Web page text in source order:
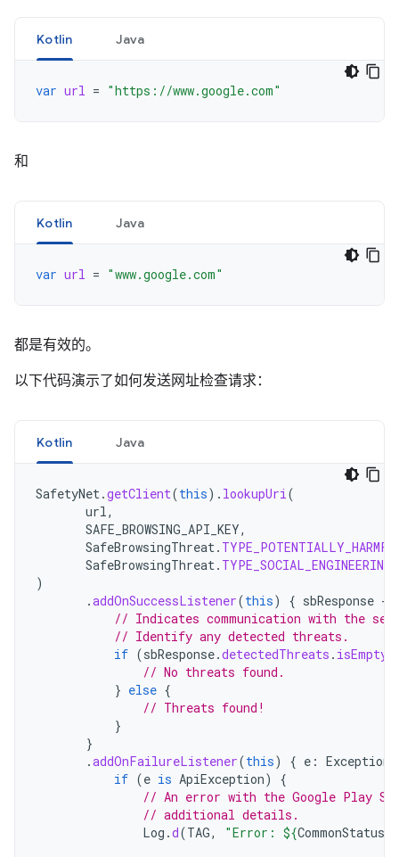
Kotlin Java
var url = "https://www.google.com"
和
Kotlin Java
var url = "www.google.com"
都是有效的。
以下代码演示了如何发送网址检查请求：
Kotlin Java
SafetyNet.getClient(this). lookupUri(
url,
SAFE_BROWSING_API_KEY,
SafeBrowsingThreat.
SafeBrowsingThreat. TYPE_SOCIAL_ENGINEERING
)
.addOnSuccessListener(this) { sbResponse -
// Indicates communication with the
// Identify any detected threats.
if (sbResponse.detectedThreats . isEmpty
// No threats found.
} else {
// Threats found!
}
}
.addOnFailureListener(this) { e : Exception
if (e is ApiException)
{
// An error with the Google Play
// additional details.
Log .d(TAG, "Error: ${